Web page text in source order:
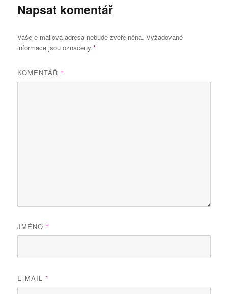
Napsat komentář
Vaše e-mailová adresa nebude zveřejněna. Vyžadované
informace jsou označeny*
KOMENTÁŘ*
JMÉNO*
E-MAIL*